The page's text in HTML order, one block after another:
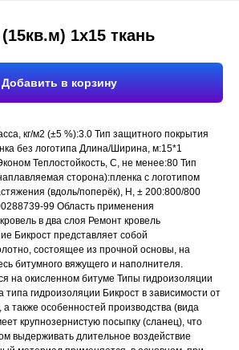
1х15 ткань
Добавить в корзину
кг/м2 (±5 %):3.0 Тип защитного покрытия
без логотипа Длина/Ширина, м:15*1
Теплостойкость, С, не менее:80 Тип
сторона):пленка с логотипом
(вдоль/поперёк), Н, ± 200:800/800
99 Область применения
в два слоя Ремонт кровель
Бикрост представляет собой
состоящее из прочной основы, на
битумного вяжущего и наполнителя.
на окисленном битуме Типы гидроизоляции
типа гидроизоляции Бикрост в зависимости от
также особенностей производства (вида
крупнозернистую посыпку (сланец), что
выдерживать длительное воздействие